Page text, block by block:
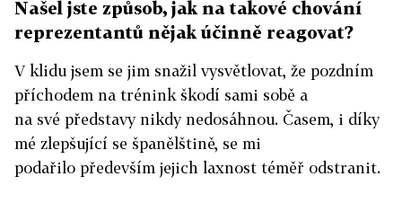
Našel jste způsob, jak na takové chování
reprezentantů nějak účinně reagovat?
V klidu jsem se jim snažil vysvětlovat, že pozdním
příchodem na trénink škodí sami sobě a
na své představy nikdy nedosáhnou. Časem, i díky
mé zlepšující se španělštině, se mi
podařilo především jejich laxnost téměř odstranit.